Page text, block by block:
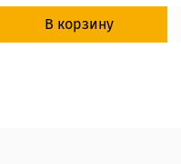
В корзину